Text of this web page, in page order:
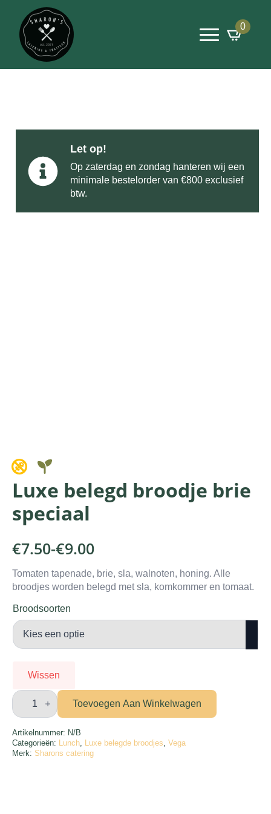
0
Let op!
Op zaterdag en zondag hanteren wij een
minimale bestelorder van €800 exclusief
btw.
Luxe belegd broodje brie
speciaal
€7.50-€9.00
Prijsklasse:
€7.50
tot
€9.00
Tomaten tapenade, brie, sla, walnoten, honing. Alle
broodjes worden belegd met sla, komkommer en tomaat.
Broodsoorten
Wissen
Luxe
belegd
broodje
speciaal
aantal
Toevoegen Aan Winkelwagen
Artikelnummer: N/B
Categorieën: Lunch, Luxe belegde broodjes, Vega
Merk: Sharons catering